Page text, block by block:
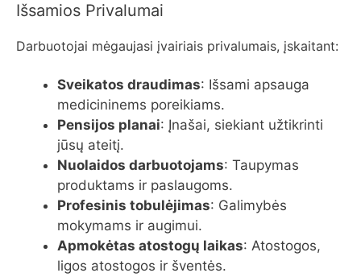
Išsamios Privalumai
Darbuotojai mėgaujasi įvairiais privalumais, įskaitant:
Sveikatos draudimas: Išsami apsauga
medicininems poreikiams.
Pensijos planai: Įnašai, siekiant užtikrinti
jūsų ateitį.
Nuolaidos darbuotojams: Taupymas
produktams ir paslaugoms.
Profesinis tobulėjimas: Galimybės
mokymams ir augimui.
Apmokėtas atostogų laikas: Atostogos,
ligos atostogos ir šventės.